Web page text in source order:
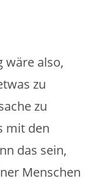
wäre also,
zu
zu
mit den
das sein,
Menschen